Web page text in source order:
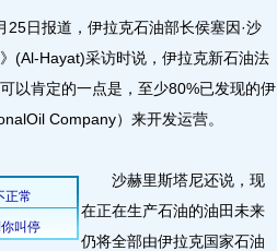
日报道，伊拉克石油部长侯塞因·沙
(Al-Hayat)采访时说，伊拉克新石油法
以肯定的一点是，至少80%已发现的伊
Company）来开发运营。
沙赫里斯塔尼还说，现
在正在生产石油的油田未来
仍将全部由伊拉克国家石油